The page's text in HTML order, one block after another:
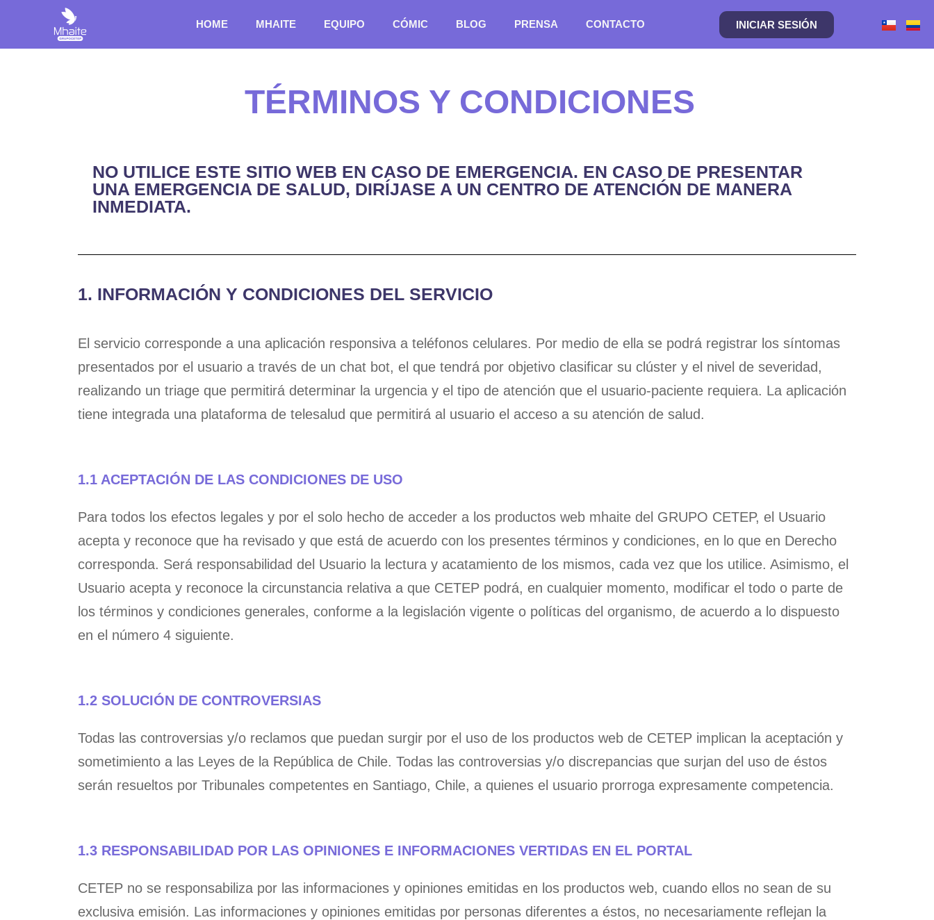
HOME MHAITE EQUIPO CÓMIC BLOG PRENSA CONTACTO INICIAR SESIÓN
TÉRMINOS Y CONDICIONES
NO UTILICE ESTE SITIO WEB EN CASO DE EMERGENCIA. EN CASO DE PRESENTAR
UNA EMERGENCIA DE SALUD, DIRÍJASE A UN CENTRO DE ATENCIÓN DE MANERA
INMEDIATA.
1. INFORMACIÓN Y CONDICIONES DEL SERVICIO
El servicio corresponde a una aplicación responsiva a teléfonos celulares. Por medio de ella se podrá registrar los síntomas
presentados por el usuario a través de un chat bot, el que tendrá por objetivo clasificar su clúster y el nivel de severidad,
realizando un triage que permitirá determinar la urgencia y el tipo de atención que el usuario-paciente requiera. La aplicación
tiene integrada una plataforma de telesalud que permitirá al usuario el acceso a su atención de salud.
1.1 ACEPTACIÓN DE LAS CONDICIONES DE USO
Para todos los efectos legales y por el solo hecho de acceder a los productos web mhaite del GRUPO CETEP, el Usuario
acepta y reconoce que ha revisado y que está de acuerdo con los presentes términos y condiciones, en lo que en Derecho
corresponda. Será responsabilidad del Usuario la lectura y acatamiento de los mismos, cada vez que los utilice. Asimismo, el
Usuario acepta y reconoce la circunstancia relativa a que CETEP podrá, en cualquier momento, modificar el todo o parte de
los términos y condiciones generales, conforme a la legislación vigente o políticas del organismo, de acuerdo a lo dispuesto
en el número 4 siguiente.
1.2 SOLUCIÓN DE CONTROVERSIAS
Todas las controversias y/o reclamos que puedan surgir por el uso de los productos web de CETEP implican la aceptación y
sometimiento a las Leyes de la República de Chile. Todas las controversias y/o discrepancias que surjan del uso de éstos
serán resueltos por Tribunales competentes en Santiago, Chile, a quienes el usuario prorroga expresamente competencia.
1.3 RESPONSABILIDAD POR LAS OPINIONES E INFORMACIONES VERTIDAS EN EL PORTAL
CETEP no se responsabiliza por las informaciones y opiniones emitidas en los productos web, cuando ellos no sean de su
exclusiva emisión. Las informaciones y opiniones emitidas por personas diferentes a éstos, no necesariamente reflejan la